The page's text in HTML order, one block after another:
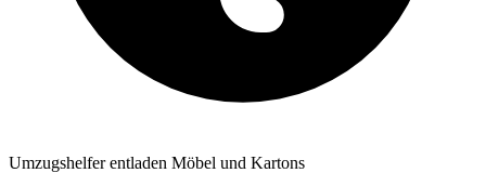
Umzugshelfer entladen Möbel und Kartons